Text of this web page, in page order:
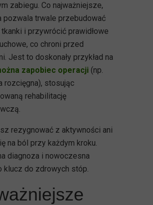
zabiegu. Co najważniejsze,
pozwala trwale przebudować
i przywrócić prawidłowe
co chroni przed
Jest to doskonały przykład na
zapobiec operacji (np.
rozcięgna), stosując
rehabilitację
rezygnować z aktywności ani
na ból przy każdym kroku.
diagnoza i nowoczesna
klucz do zdrowych stóp.